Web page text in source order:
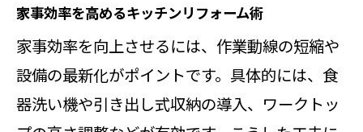
家事効率を高めるキッチンリフォーム術
家事効率を向上させるには、作業動線の短縮や
設備の最新化がポイントです。具体的には、食
器洗い機や引き出し式収納の導入、ワークトッ